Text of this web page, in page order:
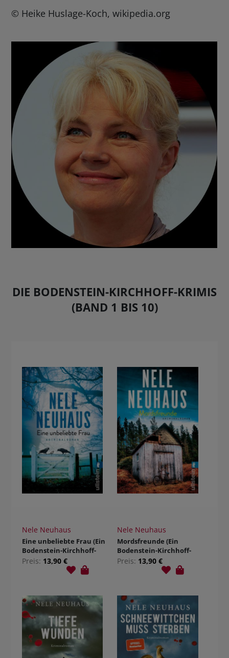
© Heike Huslage-Koch, wikipedia.org
DIE BODENSTEIN-KIRCHHOFF-KRIMIS
(BAND 1 BIS 10)
Nele Neuhaus
Eine unbeliebte Frau (Ein
Bodenstein-Kirchhoff-
Krimi 1)
Preis: 13,90 €
Nele Neuhaus
Mordsfreunde (Ein
Bodenstein-Kirchhoff-
Krimi 2)
Preis: 13,90 €